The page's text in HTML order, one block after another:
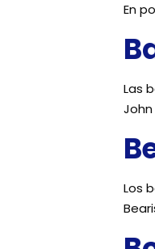
En
Las
John
Los